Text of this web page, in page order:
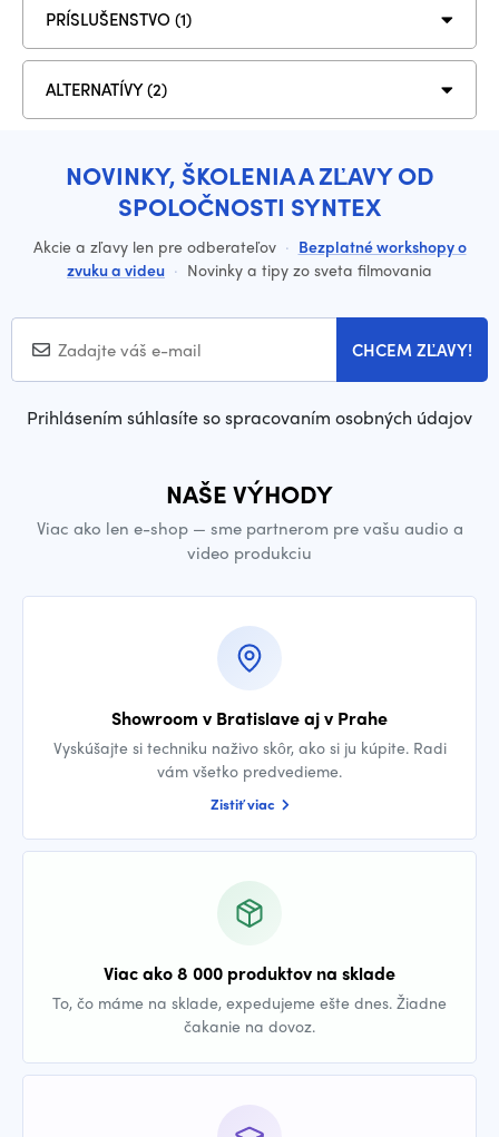
PRÍSLUŠENSTVO (1)
ALTERNATÍVY (2)
NOVINKY, ŠKOLENIA A ZĽAVY OD
SPOLOČNOSTI SYNTEX
Akcie a zľavy len pre odberateľov · Bezplatné workshopy o
zvuku a videu · Novinky a tipy zo sveta filmovania
CHCEM ZĽAVY!
Prihlásením súhlasíte so spracovaním osobných údajov
NAŠE VÝHODY
Viac ako len e-shop — sme partnerom pre vašu audio a
video produkciu
Showroom v Bratislave aj v Prahe
Vyskúšajte si techniku naživo skôr, ako si ju kúpite. Radi
vám všetko predvedieme.
Zistiť viac
Viac ako 8 000 produktov na sklade
To, čo máme na sklade, expedujeme ešte dnes. Žiadne
čakanie na dovoz.